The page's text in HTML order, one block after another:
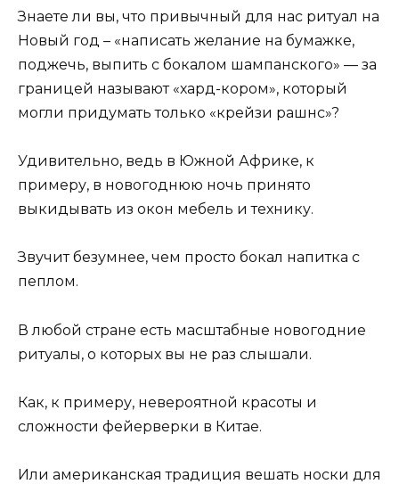
Знаете ли вы, что привычный для нас ритуал на
Новый год – «написать желание на бумажке,
поджечь, выпить с бокалом шампанского» — за
границей называют «хард-кором», который
могли придумать только «крейзи рашнс»?
Удивительно, ведь в Южной Африке, к
примеру, в новогоднюю ночь принято
выкидывать из окон мебель и технику.
Звучит безумнее, чем просто бокал напитка с
пеплом.
В любой стране есть масштабные новогодние
ритуалы, о которых вы не раз слышали.
Как, к примеру, невероятной красоты и
сложности фейерверки в Китае.
Или американская традиция вешать носки для